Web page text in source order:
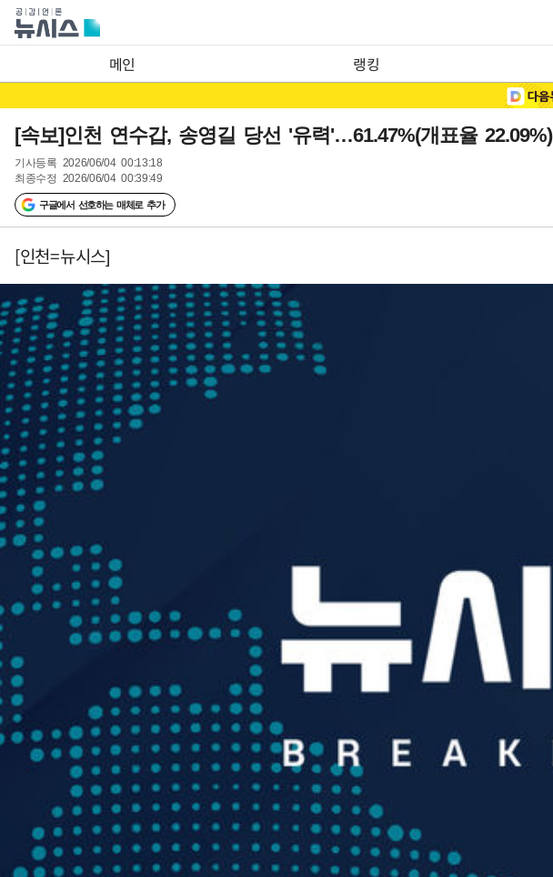
메인 랭킹
[속보]인천 연수갑, 송영길 당선 '유력'…61.47%(개표율 22.09%)
기사등록 2026/06/04 00:13:18
최종수정 2026/06/04 00:39:49
구글에서 선호하는 매체로 추가
[인천=뉴시스]